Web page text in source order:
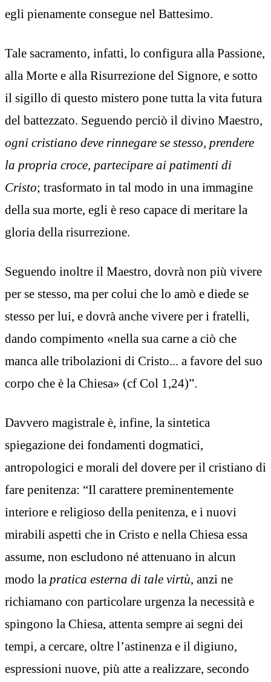
egli pienamente consegue nel Battesimo.
Tale sacramento, infatti, lo configura alla Passione,
alla Morte e alla Risurrezione del Signore, e sotto
il sigillo di questo mistero pone tutta la vita futura
del battezzato. Seguendo perciò il divino Maestro,
ogni cristiano deve rinnegare se stesso, prendere
la propria croce, partecipare ai patimenti di
Cristo; trasformato in tal modo in una immagine
della sua morte, egli è reso capace di meritare la
gloria della risurrezione.
Seguendo inoltre il Maestro, dovrà non più vivere
per se stesso, ma per colui che lo amò e diede se
stesso per lui, e dovrà anche vivere per i fratelli,
dando compimento «nella sua carne a ciò che
manca alle tribolazioni di Cristo... a favore del suo
corpo che è la Chiesa» (cf Col 1,24)”.
Davvero magistrale è, infine, la sintetica
spiegazione dei fondamenti dogmatici,
antropologici e morali del dovere per il cristiano di
fare penitenza: “Il carattere preminentemente
interiore e religioso della penitenza, e i nuovi
mirabili aspetti che in Cristo e nella Chiesa essa
assume, non escludono né attenuano in alcun
modo la pratica esterna di tale virtù, anzi ne
richiamano con particolare urgenza la necessità e
spingono la Chiesa, attenta sempre ai segni dei
tempi, a cercare, oltre l’astinenza e il digiuno,
espressioni nuove, più atte a realizzare, secondo